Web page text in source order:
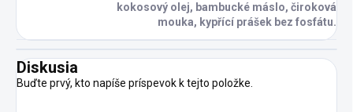
kokosový olej, bambucké máslo, čiroková
mouka, kypřící prášek bez fosfátu.
Diskusia
Buďte prvý, kto napíše príspevok k tejto položke.